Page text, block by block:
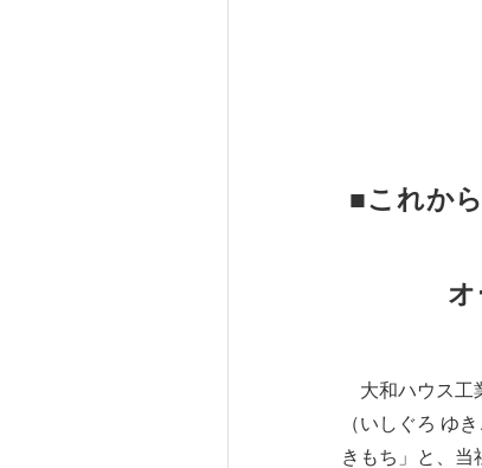
■これか
大和ハウス工
（いしぐろ ゆ
きもち」と、当